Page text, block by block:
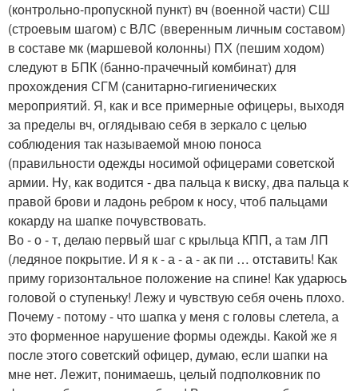
(контрольно-пропускной пункт) вч (военной части) СШ
(строевым шагом) с ВЛС (вверенным личным составом)
в составе мк (маршевой колонны) ПХ (пешим ходом)
следуют в БПК (банно-прачечный комбинат) для
прохождения СГМ (санитарно-гигиенических
мероприятий. Я, как и все примерные офицеры, выходя
за пределы вч, оглядываю себя в зеркало с целью
соблюдения так называемой мною поноса
(правильности одежды носимой офицерами советской
армии. Ну, как водится - два пальца к виску, два пальца к
правой брови и ладонь ребром к носу, чтоб пальцами
кокарду на шапке почувствовать.
Во - о - т, делаю первый шаг с крыльца КПП, а там ЛП
(ледяное покрытие. И я к - а - а - ак пи … отставить! Как
приму горизонтальное положение на спине! Как ударюсь
головой о ступеньку! Лежу и чувствую себя очень плохо.
Почему - потому - что шапка у меня с головы слетела, а
это форменное нарушение формы одежды. Какой же я
после этого советский офицер, думаю, если шапки на
мне нет. Лежит, понимаешь, целый подполковник по